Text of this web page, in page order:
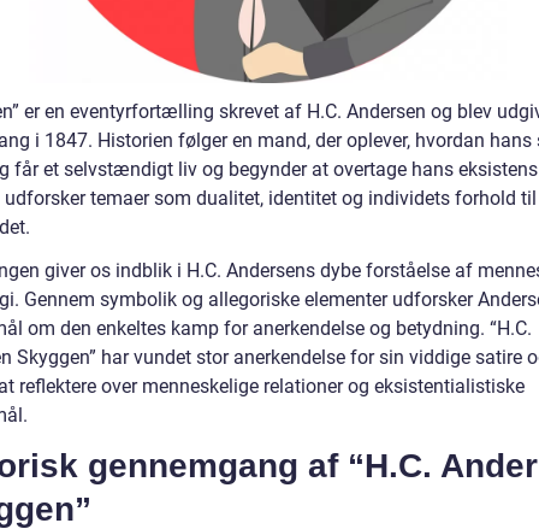
er en eventyrfortælling skrevet af H.C. Andersen og blev
i 1847. Historien følger en mand, der oplever, hvordan hans
får et selvstændigt liv og begynder at overtage hans
udforsker temaer som dualitet, identitet og individets forhold til
giver os indblik i H.C. Andersens dybe forståelse af
Gennem symbolik og allegoriske elementer udforsker
om den enkeltes kamp for anerkendelse og betydning. “H.C.
Skyggen” har vundet stor anerkendelse for sin viddige satire
reflektere over menneskelige relationer og eksistentialistiske
gennemgang af “H.C.